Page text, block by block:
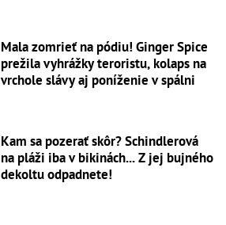
Mala zomrieť na pódiu! Ginger Spice
prežila vyhrážky teroristu, kolaps na
vrchole slávy aj poníženie v spálni
Kam sa pozerať skôr? Schindlerová
na pláži iba v bikinách... Z jej bujného
dekoltu odpadnete!